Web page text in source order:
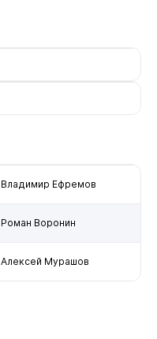
Владимир Ефремов
Роман Воронин
Алексей Мурашов